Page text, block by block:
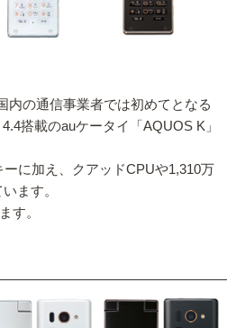
内の通信事業者では初めてとなる
搭載のauケータイ「AQUOS K」
に加え、クアッドCPUや1,310万
ます。
す。